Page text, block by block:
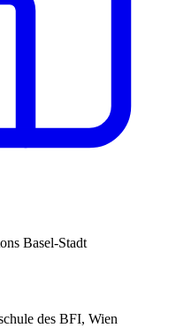
Basel-Stadt
des BFI, Wien